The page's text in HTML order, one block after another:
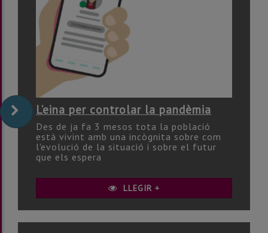
L’eina per controlar la pandèmia
Des de ja fa 3 mesos tota la població
està vivint amb una incògnita sobre com
l'evolució de la situació i sobre el futur
que els espera
LLEGIR +